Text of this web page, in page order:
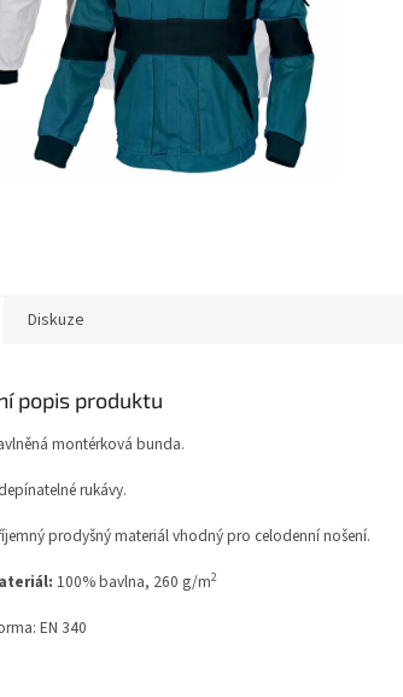
Diskuze
popis produktu
montérková bunda.
rukávy.
prodyšný materiál vhodný pro celodenní nošení.
100% bavlna, 260 g/m2
EN 340